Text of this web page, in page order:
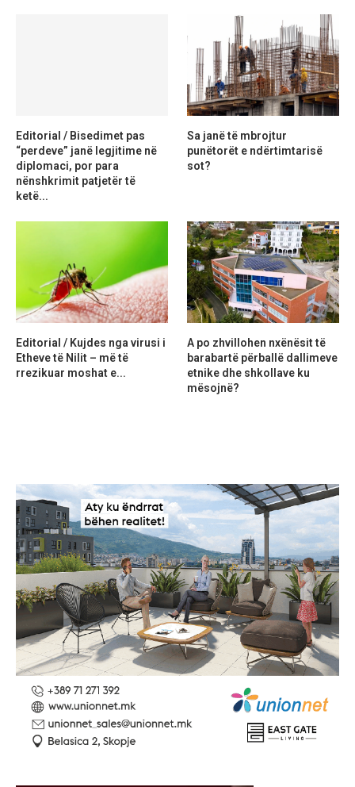
Editorial / Bisedimet pas
“perdeve” janë legjitime në
diplomaci, por para
nënshkrimit patjetër të
ketë...
Sa janë të mbrojtur
punëtorët e ndërtimtarisë
sot?
Editorial / Kujdes nga virusi i
Etheve të Nilit – më të
rrezikuar moshat e...
A po zhvillohen nxënësit të
barabartë përballë dallimeve
etnike dhe shkollave ku
mësojnë?